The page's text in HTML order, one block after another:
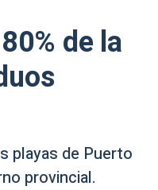
de la
playas de Puerto
provincial.